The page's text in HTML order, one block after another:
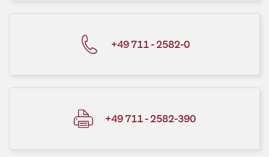
+49 711 - 2582-0
+49 711 - 2582-390